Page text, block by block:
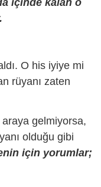
içinde kalan o
O his iyiye mi
rüyanı zaten
araya gelmiyorsa,
olduğu gibi
için yorumlar;